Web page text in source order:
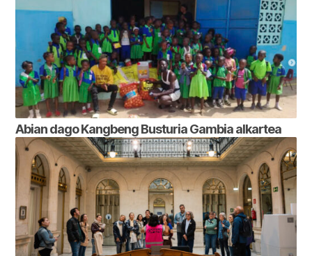
Abian dago Kangbeng Busturia Gambia alkartea